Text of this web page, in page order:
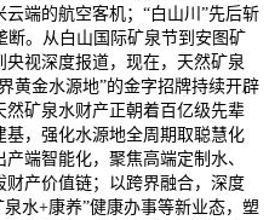
端的航空客机；“白山川”先后斩
。从白山国际矿泉节到安图矿
视深度报道，现在，天然矿泉
黄金水源地”的金字招牌持续开辟
矿泉水财产正朝着百亿级先辈
，强化水源地全周期取聪慧化
端智能化，聚焦高端定制水、
产价值链；以跨界融合，深度
水+康养”健康办事等新业态，塑